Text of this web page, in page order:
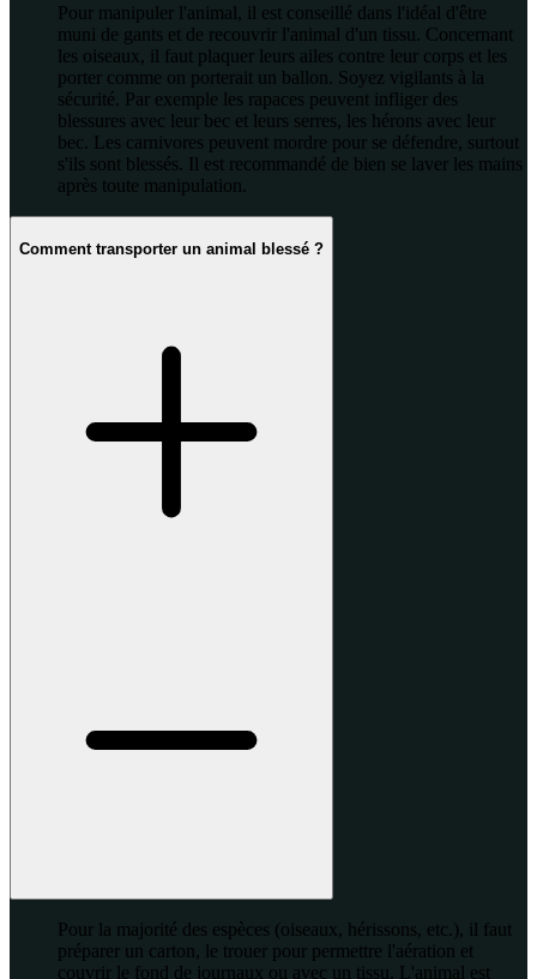
Pour manipuler l'animal, il est conseillé dans l'idéal d'être
muni de gants et de recouvrir l'animal d'un tissu. Concernant
les oiseaux, il faut plaquer leurs ailes contre leur corps et les
porter comme on porterait un ballon. Soyez vigilants à la
sécurité. Par exemple les rapaces peuvent infliger des
blessures avec leur bec et leurs serres, les hérons avec leur
bec. Les carnivores peuvent mordre pour se défendre, surtout
s'ils sont blessés. Il est recommandé de bien se laver les mains
après toute manipulation.
Comment transporter un animal blessé ?
Pour la majorité des espèces (oiseaux, hérissons, etc.), il faut
préparer un carton, le trouer pour permettre l'aération et
couvrir le fond de journaux ou avec un tissu. L'animal est